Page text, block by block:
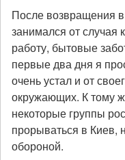
После возвращения
занимался от случая
работу, бытовые
первые два дня я
очень устал и от
окружающих. К тому
некоторые группы
прорываться в Киев,
обороной.